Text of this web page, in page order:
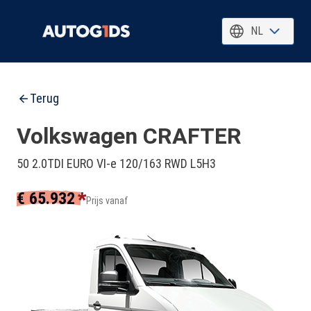
NL
Terug
Volkswagen CRAFTER
50 2.0TDI EURO VI-e 120/163 RWD L5H3
€ 65.932*Prijs vanaf